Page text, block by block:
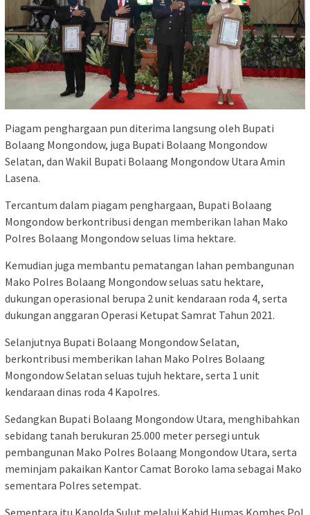
Piagam penghargaan pun diterima langsung oleh Bupati
Bolaang Mongondow, juga Bupati Bolaang Mongondow
Selatan, dan Wakil Bupati Bolaang Mongondow Utara Amin
Lasena.
Tercantum dalam piagam penghargaan, Bupati Bolaang
Mongondow berkontribusi dengan memberikan lahan Mako
Polres Bolaang Mongondow seluas lima hektare.
Kemudian juga membantu pematangan lahan pembangunan
Mako Polres Bolaang Mongondow seluas satu hektare,
dukungan operasional berupa 2 unit kendaraan roda 4, serta
dukungan anggaran Operasi Ketupat Samrat Tahun 2021.
Selanjutnya Bupati Bolaang Mongondow Selatan,
berkontribusi memberikan lahan Mako Polres Bolaang
Mongondow Selatan seluas tujuh hektare, serta 1 unit
kendaraan dinas roda 4 Kapolres.
Sedangkan Bupati Bolaang Mongondow Utara, menghibahkan
sebidang tanah berukuran 25.000 meter persegi untuk
pembangunan Mako Polres Bolaang Mongondow Utara, serta
meminjam pakaikan Kantor Camat Boroko lama sebagai Mako
sementara Polres setempat.